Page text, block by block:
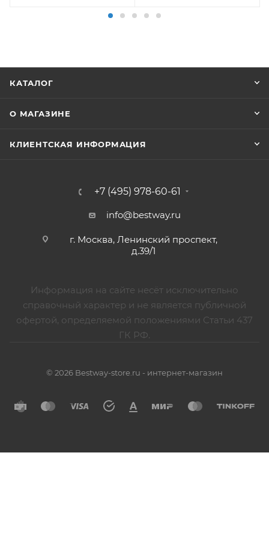
КАТАЛОГ
О МАГАЗИНЕ
КЛИЕНТСКАЯ ИНФОРМАЦИЯ
+7 (495) 978-60-61
info@bestway.ru
г. Москва, Ленинский проспект,
д.39/1
Информация на сайте несёт исключительно
справочный характер и не является публичной
офертой, определяемой положениями Статьи 437
ГК РФ.
© 2026 Bestway-store.ru - интернет-магазин